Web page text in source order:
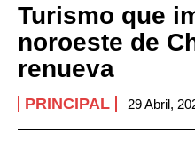
Turismo que
noroeste de
renueva
PRINCIPAL 29 Abril,